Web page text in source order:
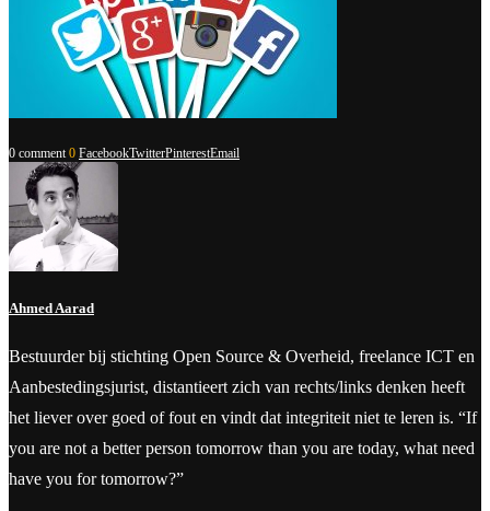
0 comment 0 FacebookTwitterPinterestEmail
Ahmed Aarad
Bestuurder bij stichting Open Source & Overheid, freelance ICT en
Aanbestedingsjurist, distantieert zich van rechts/links denken heeft
het liever over goed of fout en vindt dat integriteit niet te leren is. “If
you are not a better person tomorrow than you are today, what need
have you for tomorrow?”